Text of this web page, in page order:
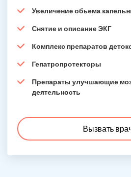
Увеличение обьема
Снятие и описание ЭКГ
Комплекс препаратов
Гепатропротекторы
Препараты улучшающие
деятельность
Вызвать